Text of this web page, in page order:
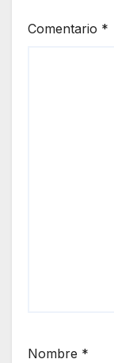
Comentario *
Nombre *